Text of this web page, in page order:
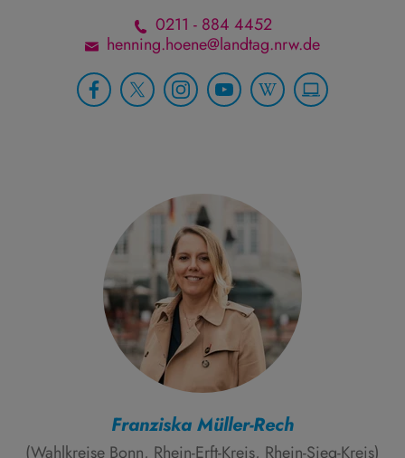
0211 - 884 4452
henning.hoene@landtag.nrw.de
Franziska Müller-Rech
(Wahlkreise Bonn, Rhein-Erft-Kreis, Rhein-Sieg-Kreis)